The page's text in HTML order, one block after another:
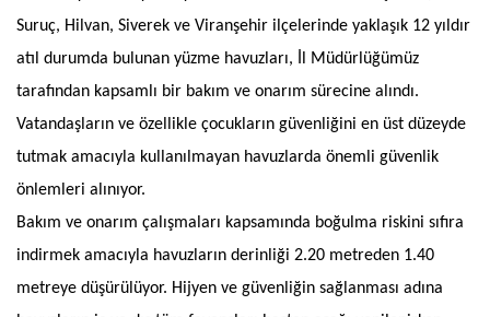
Suruç, Hilvan, Siverek ve Viranşehir ilçelerinde yaklaşık 12 yıldır
atıl durumda bulunan yüzme havuzları, İl Müdürlüğümüz
tarafından kapsamlı bir bakım ve onarım sürecine alındı.
Vatandaşların ve özellikle çocukların güvenliğini en üst düzeyde
tutmak amacıyla kullanılmayan havuzlarda önemli güvenlik
önlemleri alınıyor.
Bakım ve onarım çalışmaları kapsamında boğulma riskini sıfıra
indirmek amacıyla havuzların derinliği 2.20 metreden 1.40
metreye düşürülüyor. Hijyen ve güvenliğin sağlanması adına